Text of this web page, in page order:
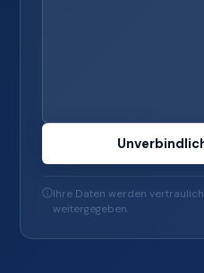
Ihre Daten werden
weitergegeben.